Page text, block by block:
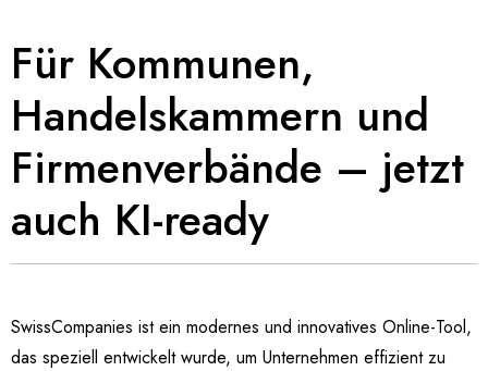
Für Kommunen,
Handelskammern und
Firmenverbände – jetzt
auch KI-ready
SwissCompanies ist ein modernes und innovatives Online-Tool,
das speziell entwickelt wurde, um Unternehmen effizient zu